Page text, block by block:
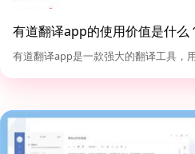
有道翻译app的使用价值是什么
有道翻译app是一款强大的翻译工具，